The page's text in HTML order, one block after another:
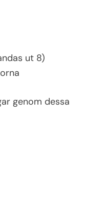
ut 8)
genom dessa